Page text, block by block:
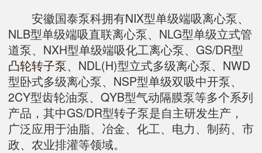
安徽国泰泵科拥有NIX型单级端吸离心泵、
NLB型单级端吸直联离心泵、NLG型单级立式管
道泵、NXH型单级端吸化工离心泵、GS/DR型
凸轮转子泵、NDL(H)型立式多级离心泵、NWD
型卧式多级离心泵、NSP型单级双吸中开泵、
2CY型齿轮油泵、QYB型气动隔膜泵等多个系列
产品，其中GS/DR型转子泵是自主研发生产，
广泛应用于油脂、冶金、化工、电力、制药、市
政、农业排灌等领域。